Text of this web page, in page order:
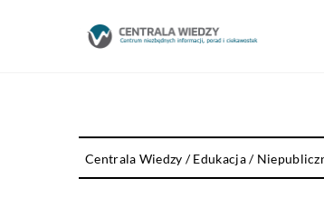
Centrala Wiedzy /Edukacja/